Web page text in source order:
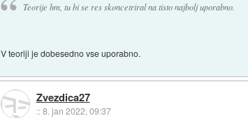
Teorije hm, tu bi se res skoncetriral na tisto najbolj uporabno.
V teoriji je dobesedno vse uporabno.
Zvezdica27
::8. jan 2022, 09:37